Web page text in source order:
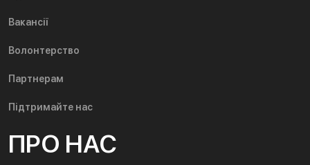
Вакансії
Волонтерство
Партнерам
Підтримайте нас
ПРО НАС